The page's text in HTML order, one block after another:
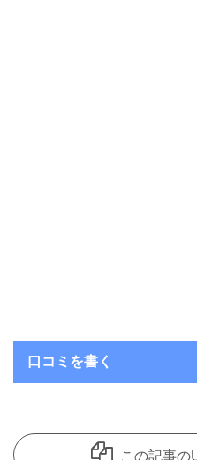
口コミを書く
コメント欄は見てくれているユ
この記事の